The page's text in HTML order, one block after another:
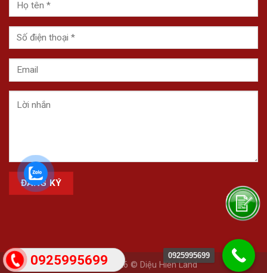
0925995699Copyright 2026 © Diệu Hiền Land
0925995699